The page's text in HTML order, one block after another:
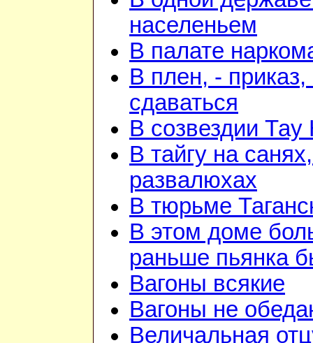
населеньем
В палате
В плен, - приказ,
сдаваться
В созвездии Тау
В тайгу на
развалюхах
В тюрьме
В этом доме
раньше пьянка
Вагоны всякие
Вагоны не
Величальная